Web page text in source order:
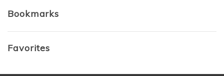
Bookmarks
Favorites